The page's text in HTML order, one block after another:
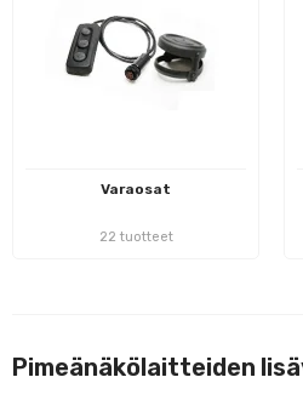
Varaosat
22 tuotteet
Pimeänäkölaitteiden